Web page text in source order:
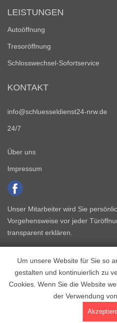
Um unsere Website für Sie so
gestalten und kontinuierlich zu
Cookies. Wenn Sie die Website
der Verwendung
LEISTUNGEN
Autoöffnung
Tresoröffnung
Schlosswechsel-Sofortservice
KONTAKT
info@schluesseldienst24-nrw.de
24/7
Über uns
Impressum
Unser Mitarbeiter wird Sie
Vorgehensweise vor jeder
transparent erklären.
Copyright © 2015 - 2026